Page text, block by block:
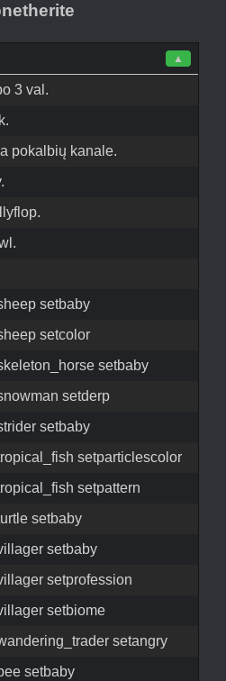
▲
3 val.
pokalbių kanale.
setbaby
setcolor
setbaby
setderp
setbaby
setparticlescolor
setpattern
setbaby
setbaby
setprofession
setbiome
setangry
setbaby